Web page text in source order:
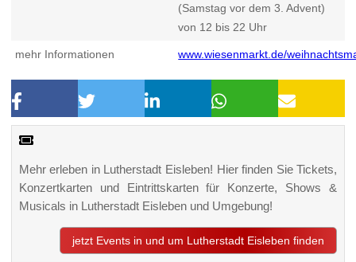
(Samstag vor dem 3. Advent)
von 12 bis 22 Uhr
mehr Informationen www.wiesenmarkt.de/
Mehr erleben in Lutherstadt Eisleben! Hier finden Sie Tickets,
Konzertkarten und Eintrittskarten für Konzerte, Shows &
Musicals in Lutherstadt Eisleben und Umgebung!
jetzt Events in und um Lutherstadt Eisleben finden